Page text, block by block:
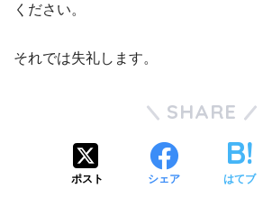
ください。
それでは失礼します。
SHARE
ポスト シェア はてブ